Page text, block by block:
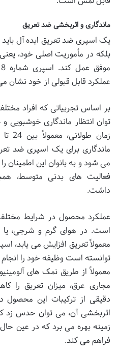
ماندگاری و اثربخشی ضد تعریق
یک اسپری ضد تعریق ایده آل
بلکه در مأموریت اصلی خود،
عملکرد قابل قبولی از خود نشان
بر اساس تجربیاتی که افراد
توان انتظار ماندگاری
ماندگاری برای یک اسپری ضد
می شود و به بانوان این اطمینان
فعالیت های بدنی متوسط،
داشت.
عملکرد محصول در شرایط مختلف
است. در هوای گرم و شرجی،
توانسته است وظیفه خود را
معمولاً از طریق نمک های
مجاری عرق، میزان تعریق را
دقیقی از ترکیبات این
اثربخشی آن، می توان حدس زد که
زمینه بهره می برد که در عین
فراهم می کند.